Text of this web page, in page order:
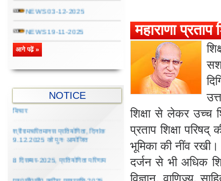
NEWS 03-12-2025
NEWS 19-11-2025
NEWS 07-12-2024
NEWS 06-12-2024
NEWS 05-12-2024
NEWS 29-11-2024
News 09-12-2023
आगे पढे़ं »
NOTICE
प्रतियोगिता परिणाम-2025
संगीत गायन प्रतियोगिता (माध्यमिक वर्ग) के
परिणाम पर दिनांक 9.12.2025 को पुनः
बिचार
श्रीरामचरितमानस प्रतियोगिता, दिनांक
9.12.2025 को पुनः आयोजित
8 दिसम्बर-2025, प्रतियोगिता परिणाम
एन0सी0सी0 क्रीड़ा छात्रवृत्ति-2025
महाराणा
शिक्षा से लेकर उच्च
प्रताप शिक्षा
भूमिका की नींव रखी।
दर्जन से भी अधिक
विज्ञान, वाणिज्य,